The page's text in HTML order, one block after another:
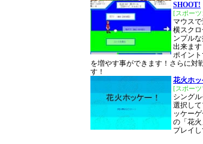
SHOOT!
[スポー
マウスで
横スク
ンプル
出来ま
ポイン
を増やす事ができます！さらに対
す！
花火ホ
[スポー
シング
選択し
ッケー
の「花
プレイ